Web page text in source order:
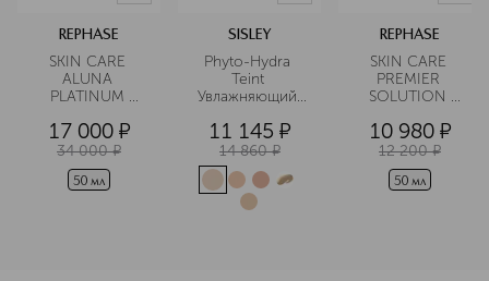
REPHASE
SKIN CARE
ALUNA
PLATINUM
для лица
антивозрастной
придающий
сияние
17 000 ¤
34 000 ¤
50 мл
SISLEY
Phyto-Hydra
Teint
Увлажняющий
фитокрем SPF
15
11 145 ¤
14 860 ¤
REPHASE
SKIN CARE
PREMIER
SOLUTION
лица
увлажняющая
10 980 ¤
12 200 ¤
50 мл